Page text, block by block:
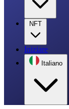
NFT
Iniziare
Italiano